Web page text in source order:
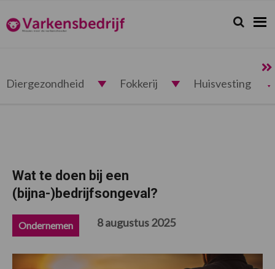
de
hoofdnavigatie
de
hoofd
de
eerste
de
voettekst
Varkensbedrijf.nl Zoeken...
Zoek
Diergezondheid Fokkerij Huisvesting
Wat te doen bij een
(bijna-)bedrijfsongeval?
Ondernemen 8 augustus 2025